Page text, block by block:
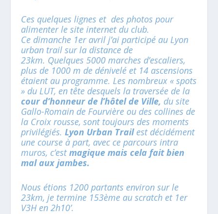
Ces quelques lignes et des photos pour
alimenter le site internet du club.
Ce dimanche 1eravril j’ai participé au Lyon
urban trail sur la distance de
23km. Quelques 5000 marches d’escaliers,
plus de 1000 m de dénivelé et 14 ascensions
étaient au programme. Les nombreux « spots
» du LUT, en tête desquels la traversée de la
cour d’honneur de l’hôtel de Ville, du site
Gallo-Romain de Fourvière ou des collines de
la Croix rousse, sont toujours des moments
privilégiés. Lyon Urban Trailest décidément
une course à part, avec ce parcours intra
muros, c’estmagique mais cela fait bien
mal aux jambes.
Nous étions 1200 partants environ sur le
23km, je termine 153èmeau scratch et 1er
V3H en 2h10’.